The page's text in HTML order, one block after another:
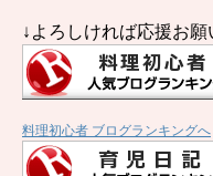
↓よろしければ応援お願
料理初心者 ブログランキングへ